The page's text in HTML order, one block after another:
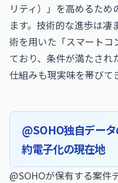
リティ）」を高めるた
ます。技術的な進歩は
術を用いた「スマートコ
ており、条件が満たされ
仕組みも現実味を帯びて
@SOHO独自デー
約電子化の現在地
@SOHOが保有する案件